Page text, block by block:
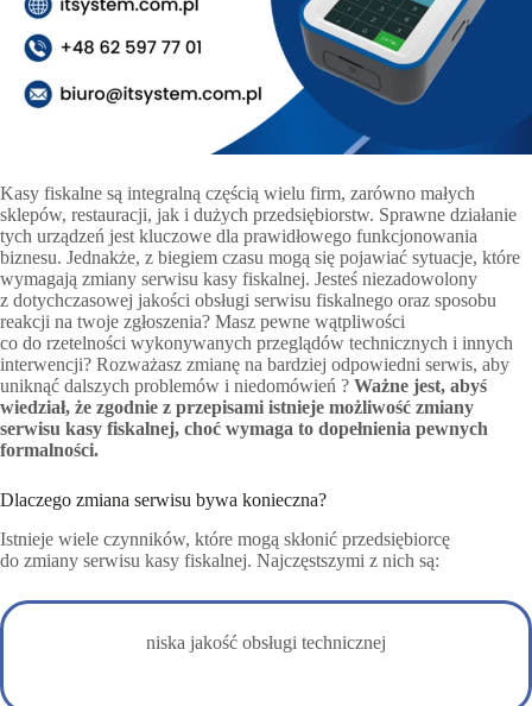
Kasy fiskalne są integralną częścią wielu firm, zarówno małych
sklepów, restauracji, jak i dużych przedsiębiorstw. Sprawne działanie
tych urządzeń jest kluczowe dla prawidłowego funkcjonowania
biznesu. Jednakże, z biegiem czasu mogą się pojawiać sytuacje, które
wymagają zmiany serwisu kasy fiskalnej. Jesteś niezadowolony
z dotychczasowej jakości obsługi serwisu fiskalnego oraz sposobu
reakcji na twoje zgłoszenia? Masz pewne wątpliwości
co do rzetelności wykonywanych przeglądów technicznych i innych
interwencji? Rozważasz zmianę na bardziej odpowiedni serwis, aby
uniknąć dalszych problemów i niedomówień ? Ważne jest, abyś
wiedział, że zgodnie z przepisami istnieje możliwość zmiany
serwisu kasy fiskalnej, choć wymaga to dopełnienia pewnych
formalności.
Dlaczego zmiana serwisu bywa konieczna?
Istnieje wiele czynników, które mogą skłonić przedsiębiorcę
do zmiany serwisu kasy fiskalnej. Najczęstszymi z nich są:
niska jakość obsługi technicznej